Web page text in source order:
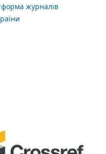
журналів